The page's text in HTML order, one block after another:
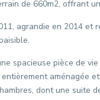
de 660m2, offrant
agrandie en 2014 et
spacieuse pièce de
aménagée
dont une suite